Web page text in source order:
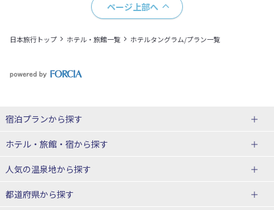
ページ上部へ
日本旅行トップ ホテル・旅館一覧 ホテルタングラム/プラン一覧
宿泊プランから探す
北海道
東北
青森県
ホテル・旅館・宿から探す
北海道ホテル・旅館
人気の温泉地から探す
北海道
都道府県から探す